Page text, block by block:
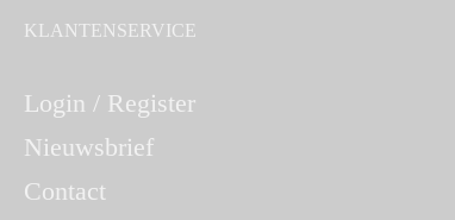
KLANTENSERVICE
Login / Register
Nieuwsbrief
Contact